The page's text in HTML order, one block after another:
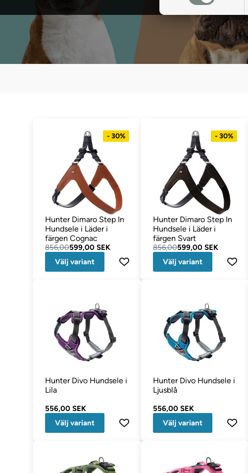
- 30%
Hunter Dimaro Step In
Hundsele i Läder i
färgen Cognac
856,00599,00 SEK
Välj variant
- 30%
Hunter Dimaro Step In
Hundsele i Läder i
färgen Svart
856,00599,00 SEK
Välj variant
Hunter Divo Hundsele i
Lila
556,00 SEK
Välj variant
Hunter Divo Hundsele i
Ljusblå
556,00 SEK
Välj variant